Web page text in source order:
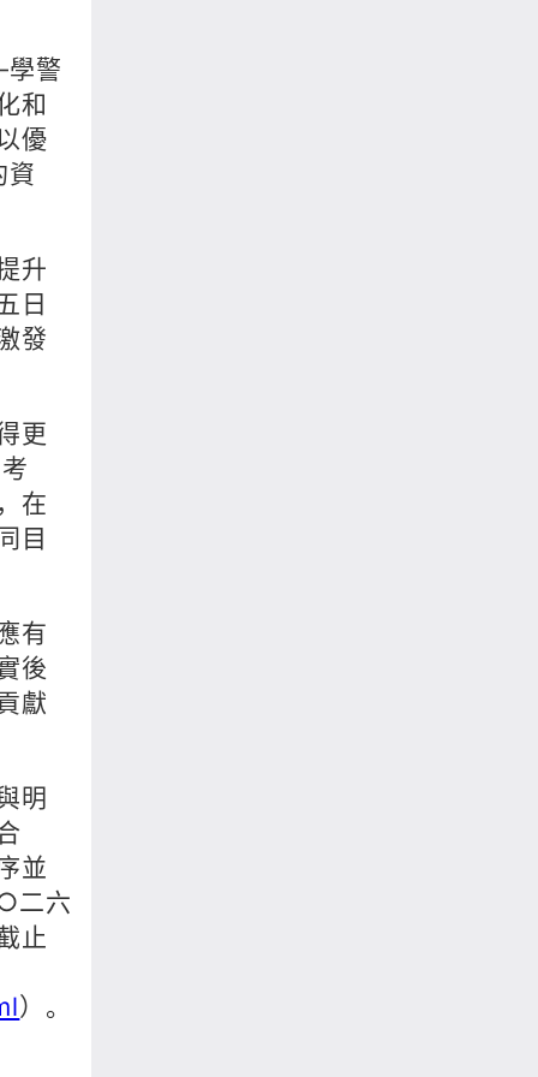
警
和
優
資
升
日
發
更
在
目
有
後
獻
明
並
二六
止
）。